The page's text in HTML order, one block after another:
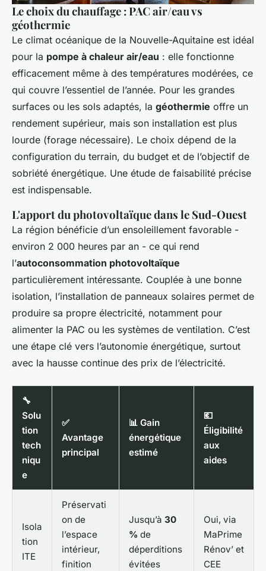
Le choix du chauffage : PAC air/eau vs
géothermie
Le climat océanique de la Nouvelle-Aquitaine est idéal
pour la pompe à chaleur air/eau : elle fonctionne
efficacement même à des températures modérées, ce
qui couvre l’essentiel de l’année. Pour les grandes
surfaces ou les sols adaptés, la géothermie offre un
rendement supérieur, mais son installation est plus
lourde (forage nécessaire). Le choix dépend de la
configuration du terrain, du budget et de l’objectif de
sobriété énergétique. Une étude de faisabilité précise
est indispensable.
L'apport du photovoltaïque dans le Sud-Ouest
La région bénéficie d’un ensoleillement favorable -
environ 2 000 heures par an - ce qui rend
l’autoconsommation photovoltaïque
particulièrement intéressante. Couplée à une bonne
isolation, l’installation de panneaux solaires permet de
produire sa propre électricité, notamment pour
alimenter la PAC ou les systèmes de ventilation. C’est
une étape clé vers l’autonomie énergétique, surtout
avec la hausse continue des prix de l’électricité.
🔧
Solu
tion
tech
niqu
e
✅
Avantage
principal
📊 Gain
énergétique
estimé
💶
Éligibilité
aux
aides
Isola
tion
ITE
Préservati
on de
l’espace
intérieur,
finition
Jusqu’à 30
% de
déperditions
évitées
Oui, via
MaPrime
Rénov’ et
CEE